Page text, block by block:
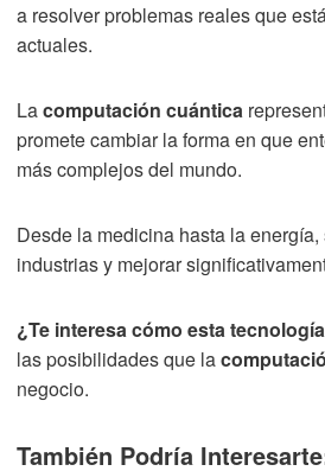
a resolver problemas reales que
actuales.
Lacomputación cuántica
promete cambiar la forma en que
más complejos del mundo.
Desde la medicina hasta la
industrias y mejorar
¿Te interesa cómo esta
las posibilidades que la
negocio.
También Podría